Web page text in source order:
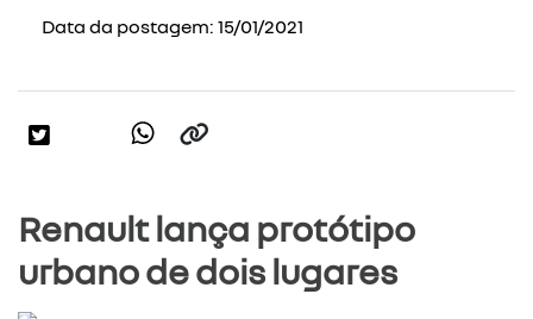
Data da postagem: 15/01/2021
Renault lança protótipo
urbano de dois lugares